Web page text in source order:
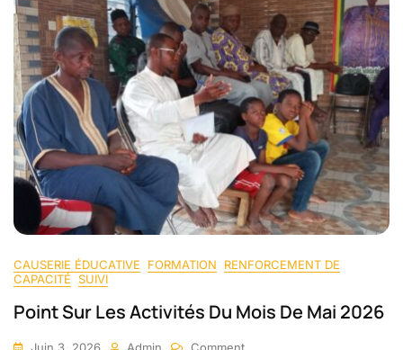
CAUSERIE ÉDUCATIVE FORMATION
RENFORCEMENT DE
CAPACITÉ SUIVI
Point Sur Les Activités Du Mois De Mai 2026